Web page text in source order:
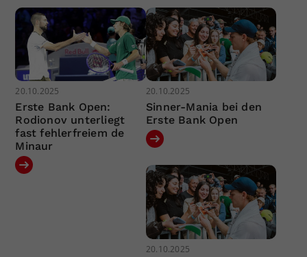
20.10.2025
Erste Bank Open:
Rodionov unterliegt
fast fehlerfreiem de
Minaur
20.10.2025
Sinner-Mania bei den
Erste Bank Open
20.10.2025